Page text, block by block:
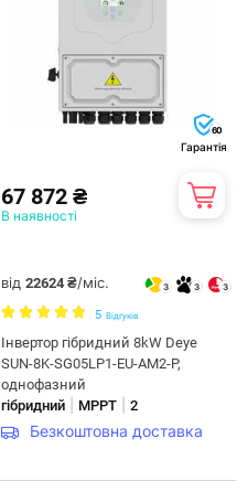
60
Гарантія
67 872 ₴
В наявності
від 22624 ₴/міс. 3 3 3
5 Відгуків
Інвертор гібридний 8kW Deye
SUN-8K-SG05LP1-EU-AM2-P,
однофазний
гібридний
MPPT 2
Безкоштовна доставка